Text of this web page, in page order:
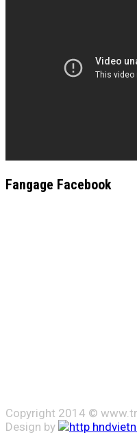
Fangage Facebook
Copyright 2014 ©
Design by